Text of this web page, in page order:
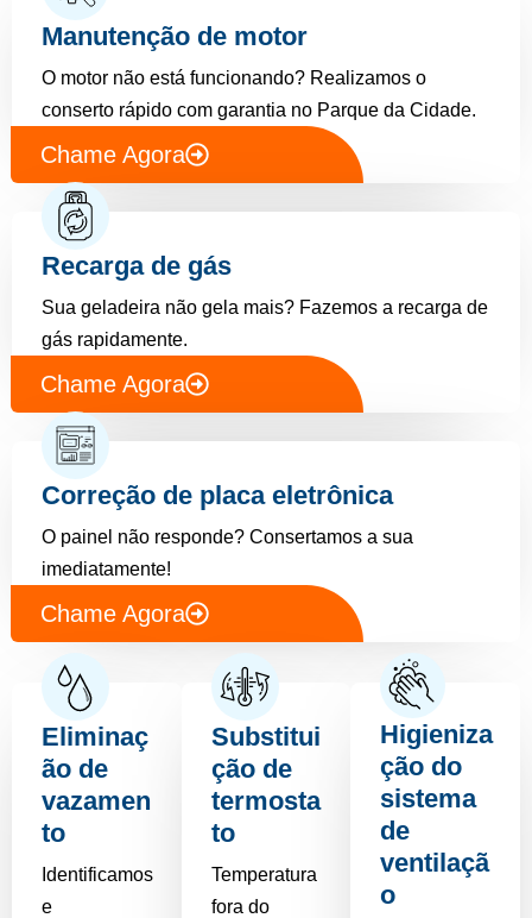
Manutenção de motor
O motor não está funcionando? Realizamos o
conserto rápido com garantia no Parque da Cidade.
Chame Agora
Recarga de gás
Sua geladeira não gela mais? Fazemos a recarga de
gás rapidamente.
Chame Agora
Correção de placa eletrônica
O painel não responde? Consertamos a sua
imediatamente!
Chame Agora
Eliminaç
ão de
vazamen
to
Identificamos
e
Substitui
ção de
termosta
to
Temperatura
fora do
Higieniza
ção do
sistema
de
ventilaçã
o